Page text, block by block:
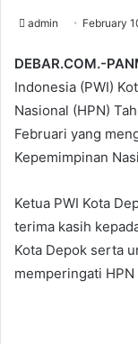
admin February
DEBAR.COM.-
Indonesia (PWI)
Nasional (HPN)
Februari yang
Kepemimpinan
Ketua PWI Kota
terima kasih
Kota Depok serta
memperingati